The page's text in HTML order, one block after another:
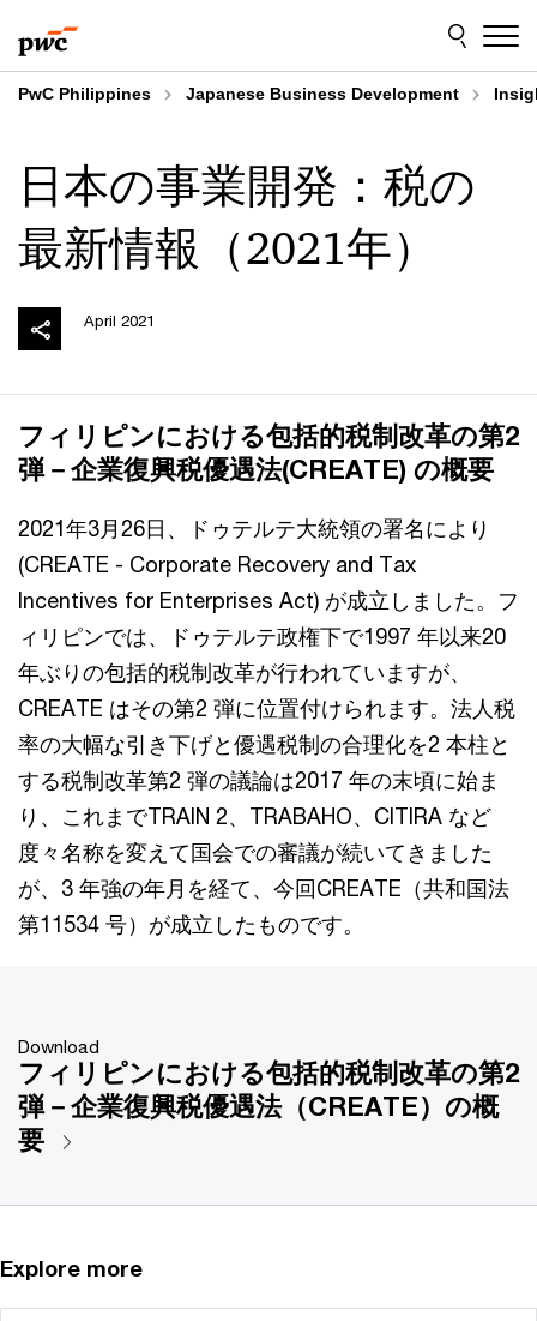
to
content
to
footer
PwC Philippines Japanese Business Development
日本の事業開発：税の
最新情報（2021年）
April 2021
フィリピンにおける包括的税制改革の第2
弾－企業復興税優遇法(CREATE) の概要
2021年3月26日、ドゥテルテ大統領の署名により
(CREATE - Corporate Recovery and Tax
Incentives for Enterprises Act) が成立しました。フ
ィリピンでは、ドゥテルテ政権下で1997 年以来20
年ぶりの包括的税制改革が行われていますが、
CREATE はその第2 弾に位置付けられます。法人税
率の大幅な引き下げと優遇税制の合理化を2 本柱と
する税制改革第2 弾の議論は2017 年の末頃に始ま
り、これまでTRAIN 2、TRABAHO、CITIRA など
度々名称を変えて国会での審議が続いてきました
が、3 年強の年月を経て、今回CREATE（共和国法
第11534 号）が成立したものです。
Download
フィリピンにおける包括的税制改革の第2
弾－企業復興税優遇法（CREATE）の概
要
Explore more